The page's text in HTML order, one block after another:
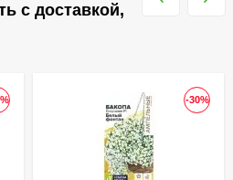
с доставкой,
-30%